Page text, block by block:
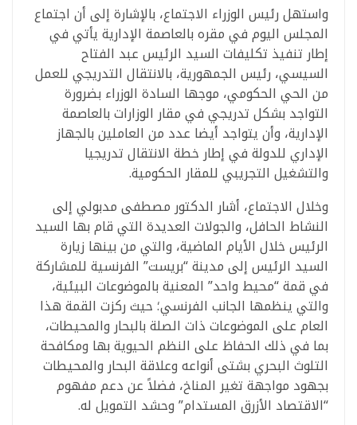
واستهل رئيس الوزراء الاجتماع، بالإشارة إلى أن اجتماع
المجلس اليوم في مقره بالعاصمة الإدارية يأتي في
إطار تنفيذ تكليفات السيد الرئيس عبد الفتاح
السيسي، رئيس الجمهورية، بالانتقال التدريجي للعمل
من الحي الحكومي، موجها السادة الوزراء بضرورة
التواجد بشكل تدريجي في مقار الوزارات بالعاصمة
الإدارية، وأن يتواجد أيضا عدد من العاملين بالجهاز
الإداري للدولة في إطار خطة الانتقال تدريجيا
والتشغيل التجريبي للمقار الحكومية.
وخلال الاجتماع، أشار الدكتور مصطفى مدبولي إلى
النشاط الحافل، والجولات العديدة التي قام بها السيد
الرئيس خلال الأيام الماضية، والتي من بينها زيارة
السيد الرئيس إلى مدينة “بريست” الفرنسية للمشاركة
في قمة “محيط واحد” المعنية بالموضوعات البيئية،
والتي ينظمها الجانب الفرنسي؛ حيث ركزت القمة هذا
العام على الموضوعات ذات الصلة بالبحار والمحيطات،
بما في ذلك الحفاظ على النظم الحيوية بها ومكافحة
التلوث البحري بشتى أنواعه وعلاقة البحار والمحيطات
بجهود مواجهة تغير المناخ، فضلاً عن دعم مفهوم
“الاقتصاد الأزرق المستدام” وحشد التمويل له.